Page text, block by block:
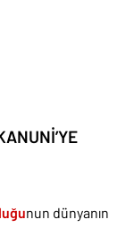
nun dünyanın